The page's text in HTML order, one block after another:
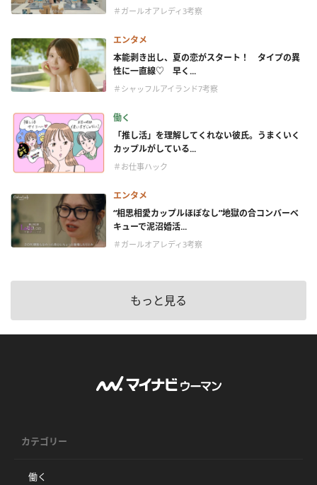
＃ガールオアレディ3考察
エンタメ
本能剥き出し、夏の恋がスタート！ タイプの異
性に一直線♡ 早く...
＃シャッフルアイランド7考察
働く
「推し活」を理解してくれない彼氏。うまくいく
カップルがしている...
＃お仕事ハック
エンタメ
“相思相愛カップルほぼなし”地獄の合コンバーベ
キューで泥沼婚活...
＃ガールオアレディ3考察
もっと見る
カテゴリー
働く